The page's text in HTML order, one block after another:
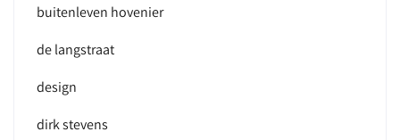
buitenleven hovenier
de langstraat
design
dirk stevens